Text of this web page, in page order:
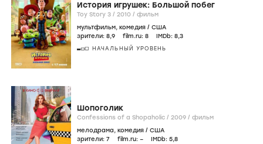
История игрушек: Большой побег
Toy Story 3 / 2010 / фильм
мультфильм, комедия / США
зрители: 8,9 film.ru: 8 IMDb: 8,3
НАЧАЛЬНЫЙ УРОВЕНЬ
Шопоголик
Confessions of a Shopaholic / 2009 / фильм
мелодрама, комедия / США
зрители: 7 film.ru: – IMDb: 5,8